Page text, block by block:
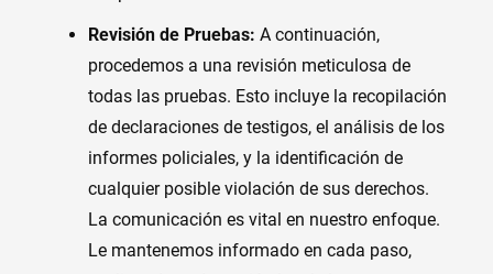
Revisión de Pruebas: A continuación,
procedemos a una revisión meticulosa de
todas las pruebas. Esto incluye la recopilación
de declaraciones de testigos, el análisis de los
informes policiales, y la identificación de
cualquier posible violación de sus derechos.
La comunicación es vital en nuestro enfoque.
Le mantenemos informado en cada paso,